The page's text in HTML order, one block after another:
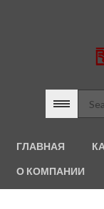
ГЛАВНАЯ
О КОМПАНИИ